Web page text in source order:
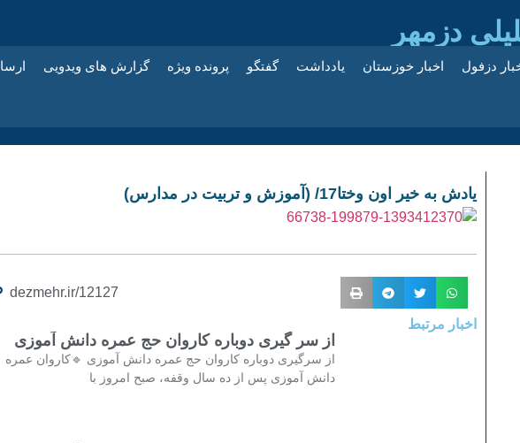
دزمهر
دزفول اخبار خوزستان یادداشت گفتگو پرونده ویژه گزارش های ویدویی
یادش به خیر اون وختا17/ (آموزش و تربیت در مدارس)
dezmehr.ir/12127
اخبار مرتبط
از سر گیری دوباره کاروان حج عمره دانش آموزی
از سرگیری دوباره کاروان حج عمره دانش آموزی 🔹کاروان عمره
دانش آموزی پس از ده سال وقفه، صبح امروز با